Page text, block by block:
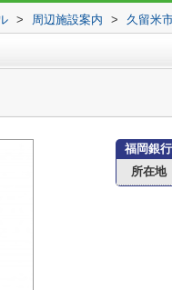
> 周辺施設案内 > 久留米
福岡銀
所在地